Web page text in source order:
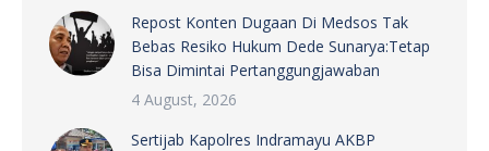
Repost Konten Dugaan Di Medsos Tak
Bebas Resiko Hukum Dede Sunarya:Tetap
Bisa Dimintai Pertanggungjawaban
4 August, 2026
Sertijab Kapolres Indramayu AKBP